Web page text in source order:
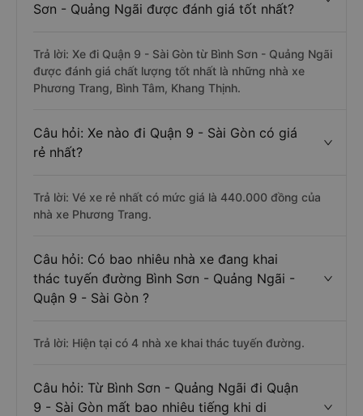
Sơn - Quảng Ngãi được đánh giá tốt nhất?
Trả lời: Xe đi Quận 9 - Sài Gòn từ Bình Sơn - Quảng Ngãi
được đánh giá chất lượng tốt nhất là những nhà xe
Phương Trang, Bình Tâm, Khang Thịnh.
Câu hỏi: Xe nào đi Quận 9 - Sài Gòn có giá
rẻ nhất?
Trả lời: Vé xe rẻ nhất có mức giá là 440.000 đồng của
nhà xe Phương Trang.
Câu hỏi: Có bao nhiêu nhà xe đang khai
thác tuyến đường Bình Sơn - Quảng Ngãi -
Quận 9 - Sài Gòn ?
Trả lời: Hiện tại có 4 nhà xe khai thác tuyến đường.
Câu hỏi: Từ Bình Sơn - Quảng Ngãi đi Quận
9 - Sài Gòn mất bao nhiêu tiếng khi di